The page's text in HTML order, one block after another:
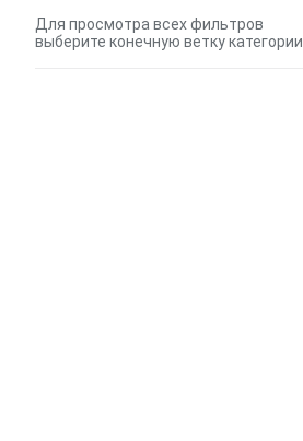
Для просмотра всех фильтров
выберите конечную ветку категории